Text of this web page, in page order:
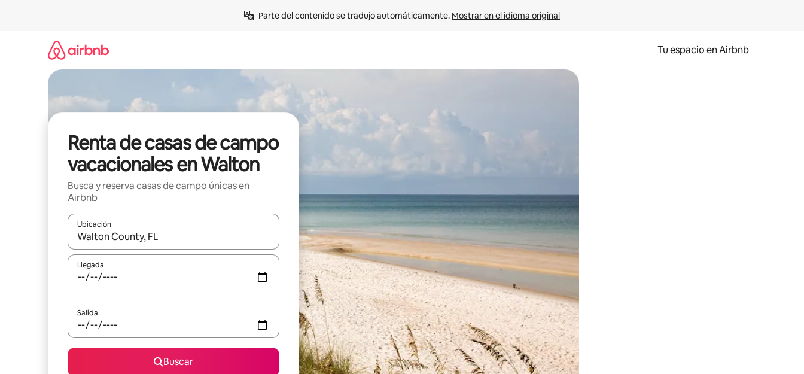
Parte del contenido se tradujo automáticamente. Mostrar en el idioma original
Tu espacio en Airbnb
Renta de casas de campo
vacacionales en Walton
Busca y reserva casas de campo únicas en
Airbnb
Ubicación
Cuando los resultados estén disponibles, podrás navegar usando las teclas de las flechas hacia arriba y hacia abajo, o bien tocando y deslizando la pantalla.
Llegada
Salida
Buscar